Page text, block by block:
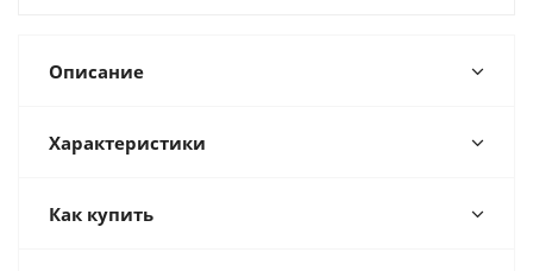
Описание
Характеристики
Как купить